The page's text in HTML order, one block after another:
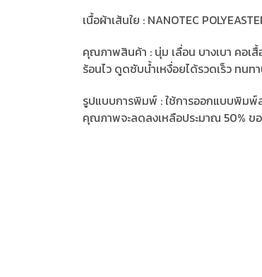
เนื้อผ้าเส้นใย : NANOTEC
คุณภาพสินค้า : นุ่ม เลื่อน บางเบา คอเ
ร้อนไว ดูดซับน้ำเหงื่อยได้รวดเร็ว ทนท
รูปแบบการพิมพ์ : ใช้การออกแบบพิมพ์
คุณภาพจะลดลงเหลือประมาณ 50%